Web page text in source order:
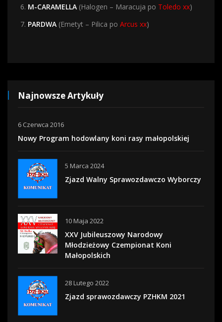
M-CARAMELLA (Halogen – Maracuja po Toledo xx)
PARDWA (Emetyt – Pilica po Arcus xx)
Najnowsze Artykuły
6 Czerwca 2016
Nowy Program hodowlany koni rasy małopolskiej
5 Marca 2024
Zjazd Walny Sprawozdawczo Wyborczy
10 Maja 2022
XXV Jubileuszowy Narodowy
Młodzieżowy Czempionat Koni
Małopolskich
28 Lutego 2022
Zjazd sprawozdawczy PZHKM 2021